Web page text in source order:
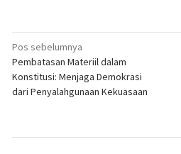
Navigasi
pos
Pos sebelumnya
Pembatasan Materiil dalam
Konstitusi: Menjaga Demokrasi
dari Penyalahgunaan Kekuasaan